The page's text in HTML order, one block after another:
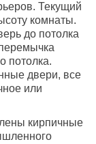
Текущий
комнаты.
до потолка
потолка.
двери, все
или
кирпичные